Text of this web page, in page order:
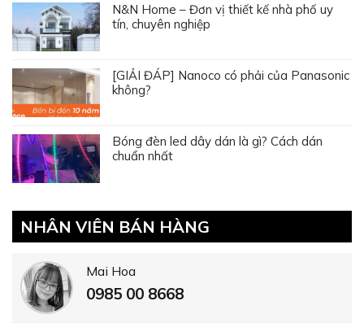
N&N Home – Đơn vị thiết kế nhà phố uy
tín, chuyên nghiệp
[GIẢI ĐÁP] Nanoco có phải của Panasonic
không?
Bóng đèn led dây dán là gì? Cách dán
chuẩn nhất
NHÂN VIÊN BÁN HÀNG
Mai Hoa
0985 00 8668